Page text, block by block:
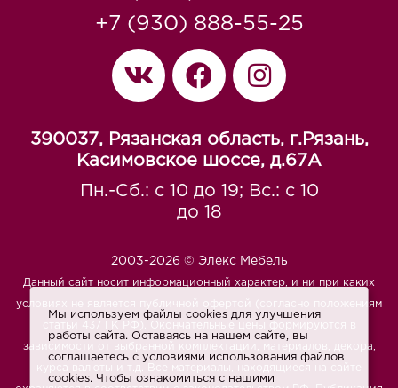
+7 (930) 888-55-25
390037, Рязанская область, г.Рязань,
Касимовское шоссе, д.67A
Пн.-Сб.: с 10 до 19; Вс.: с 10
до 18
2003-2026 © Элекс Мебель
Данный сайт носит информационный характер, и ни при каких
условиях не является публичной офертой (согласно положениям
статьи 437 ГК РФ). Окончательные цены формируются в
зависимости от выбранной комплектации, материалов, декора,
курса валюты и т.д. Все материалы, находящиеся на сайте
Мы используем файлы cookies для улучшения
работы сайта. Оставаясь на нашем сайте, вы
соглашаетесь с условиями использования файлов
cookies. Чтобы ознакомиться с нашими